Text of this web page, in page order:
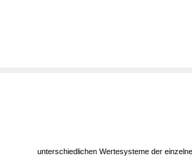
unterschiedlichen Wertesysteme der